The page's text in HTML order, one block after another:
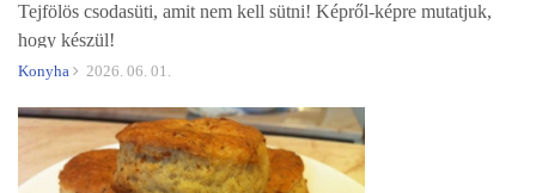
Tejfölös csodasüti, amit nem kell sütni! Képről-képre mutatjuk,
hogy készül!
Konyha 2026. 06. 01.